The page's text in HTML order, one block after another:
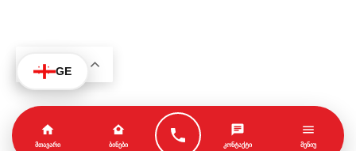
GE
ᲛᲗᲐᲕᲐᲠᲘ ᲑᲘᲜᲔᲑᲘ ᲙᲝᲜᲢᲐᲥᲢᲘ ᲛᲔᲜᲘᲣ
KA